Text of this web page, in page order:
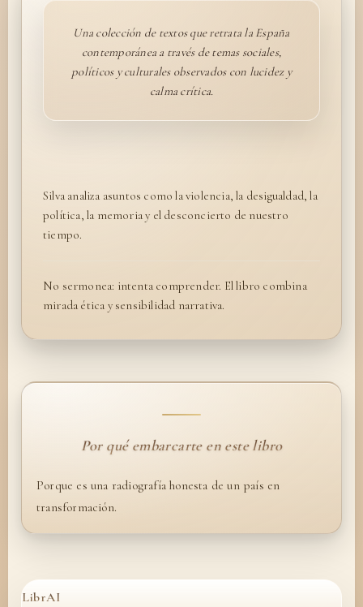
Una colección de textos que retrata la España
contemporánea a través de temas sociales,
políticos y culturales observados con lucidez y
calma crítica.
Silva analiza asuntos como la violencia, la desigualdad, la
política, la memoria y el desconcierto de nuestro
tiempo.
No sermonea: intenta comprender. El libro combina
mirada ética y sensibilidad narrativa.
Por qué embarcarte en este libro
Porque es una radiografía honesta de un país en
transformación.
LibrAI